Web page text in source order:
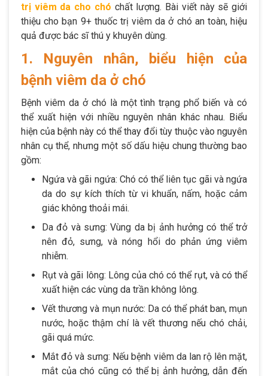
trị viêm da cho chó chất lượng. Bài viết này sẽ giới
thiệu cho bạn 9+ thuốc trị viêm da ở chó an toàn, hiệu
quả được bác sĩ thú y khuyên dùng.
1. Nguyên nhân, biểu hiện của
bệnh viêm da ở chó
Bệnh viêm da ở chó là một tình trạng phổ biến và có
thể xuất hiện với nhiều nguyên nhân khác nhau. Biểu
hiện của bệnh này có thể thay đổi tùy thuộc vào nguyên
nhân cụ thể, nhưng một số dấu hiệu chung thường bao
gồm:
Ngứa và gãi ngứa: Chó có thể liên tục gãi và ngứa
da do sự kích thích từ vi khuẩn, nấm, hoặc cảm
giác không thoải mái.
Da đỏ và sưng: Vùng da bị ảnh hưởng có thể trở
nên đỏ, sưng, và nóng hổi do phản ứng viêm
nhiễm.
Rụt và gãi lông: Lông của chó có thể rụt, và có thể
xuất hiện các vùng da trần không lông.
Vết thương và mụn nước: Da có thể phát ban, mụn
nước, hoặc thậm chí là vết thương nếu chó chải,
gãi quá mức.
Mắt đỏ và sưng: Nếu bệnh viêm da lan rộ lên mặt,
mắt của chó cũng có thể bị ảnh hưởng, dẫn đến